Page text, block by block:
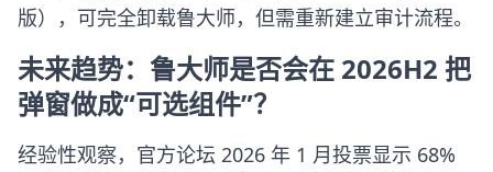
版），可完全卸载鲁大师，但需重新建立审计流程。
未来趋势：鲁大师是否会在 2026H2 把
弹窗做成“可选组件”？
经验性观察，官方论坛 2026 年 1 月投票显示 68%